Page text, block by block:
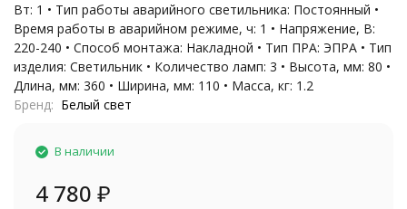
Вт: 1 • Тип работы аварийного светильника: Постоянный •
Время работы в аварийном режиме, ч: 1 • Напряжение, В:
220-240 • Способ монтажа: Накладной • Тип ПРА: ЭПРА • Тип
изделия: Светильник • Количество ламп: 3 • Высота, мм: 80 •
Длина, мм: 360 • Ширина, мм: 110 • Масса, кг: 1.2
Бренд
Белый свет
В наличии
4 780 ₽